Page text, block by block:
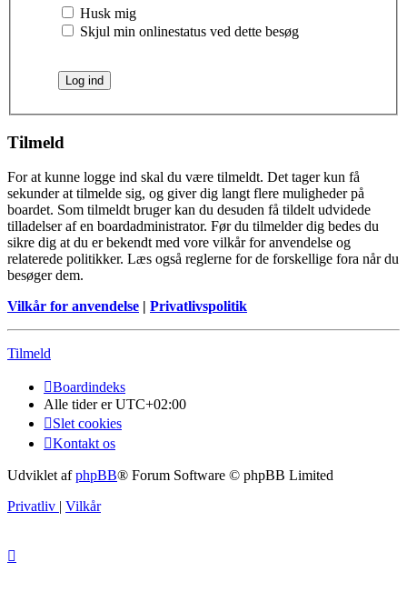
Husk mig
Skjul min onlinestatus ved dette besøg
Tilmeld
For at kunne logge ind skal du være tilmeldt. Det tager kun få
sekunder at tilmelde sig, og giver dig langt flere muligheder på
boardet. Som tilmeldt bruger kan du desuden få tildelt udvidede
tilladelser af en boardadministrator. Før du tilmelder dig bedes du
sikre dig at du er bekendt med vore vilkår for anvendelse og
relaterede politikker. Læs også reglerne for de forskellige fora når du
besøger dem.
Vilkår for anvendelse | Privatlivspolitik
Tilmeld
Boardindeks
Alle tider erUTC+02:00
Slet cookies
Kontakt os
Udviklet afphpBB® Forum Software © phpBB Limited
Privatliv | Vilkår